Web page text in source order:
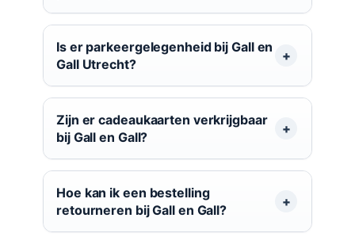
Is er parkeergelegenheid bij Gall en
Gall Utrecht?
Zijn er cadeaukaarten verkrijgbaar
bij Gall en Gall?
Hoe kan ik een bestelling
retourneren bij Gall en Gall?